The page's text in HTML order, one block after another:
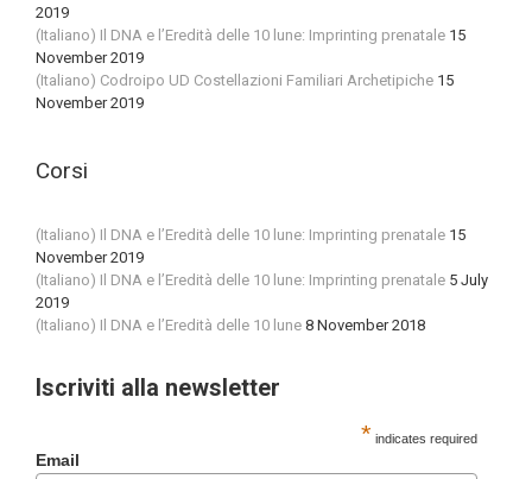
2019
(Italiano) Il DNA e l’Eredità delle 10 lune: Imprinting prenatale 15
November 2019
(Italiano) Codroipo UD Costellazioni Familiari Archetipiche 15
November 2019
Corsi
(Italiano) Il DNA e l’Eredità delle 10 lune: Imprinting prenatale 15
November 2019
(Italiano) Il DNA e l’Eredità delle 10 lune: Imprinting prenatale 5 July
2019
(Italiano) Il DNA e l’Eredità delle 10 lune 8 November 2018
Iscriviti alla newsletter
* indicates required
Email